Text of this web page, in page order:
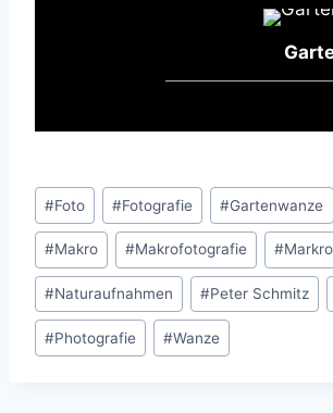
Schlagworte:
#Foto #Fotografie #Gartenwanze
#Makro #Makrofotografie #Markro
#Naturaufnahmen #Peter Schmitz
#Photografie #Wanze